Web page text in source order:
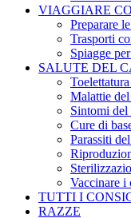
VIAGGIARE
Preparare
Trasporti
Spiagge
SALUTE DEL
Malattie del
Sintomi del
Cure di
Parassiti
Vaccinare i
TUTTI I
RAZZE